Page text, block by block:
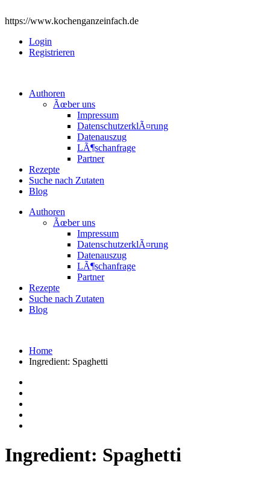
https://www.kochenganzeinfach.de
Login
Registrieren
Authoren
Ãœber uns
Impressum
DatenschutzerklÃ¤rung
Datenauszug
LÃ¶schanfrage
Partner
Rezepte
Suche nach Zutaten
Blog
Authoren
Ãœber uns
Impressum
DatenschutzerklÃ¤rung
Datenauszug
LÃ¶schanfrage
Partner
Rezepte
Suche nach Zutaten
Blog
Home
Ingredient: Spaghetti
Ingredient: Spaghetti